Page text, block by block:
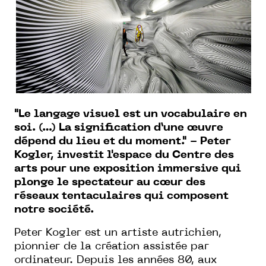
"Le langage visuel est un vocabulaire en
soi. (…) La signification d’une œuvre
dépend du lieu et du moment." - Peter
Kogler, investit l'espace du Centre des
arts pour une exposition immersive qui
plonge le spectateur au cœur des
réseaux tentaculaires qui composent
notre société.
Peter Kogler est un artiste autrichien,
pionnier de la création assistée par
ordinateur. Depuis les années 80, aux